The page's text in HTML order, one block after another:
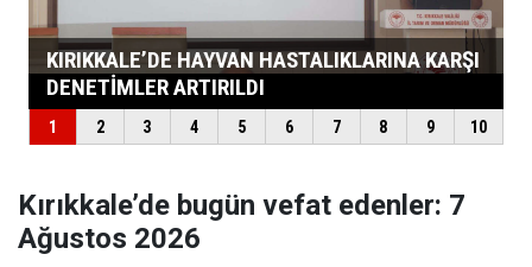
Kırıkkale’de bugün vefat edenler: 7
Ağustos 2026